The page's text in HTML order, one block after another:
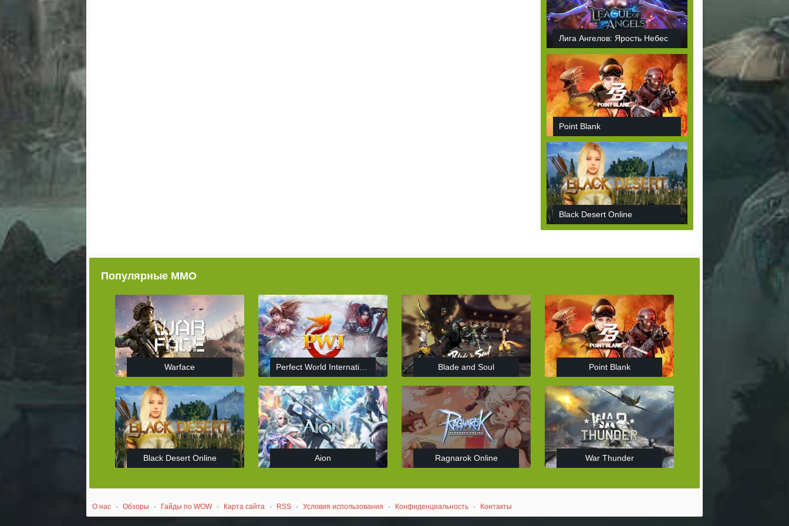
Лига Ангелов: Ярость Небес
Point Blank
Black Desert Online
Популярные ММО
Warface Blade and Soul Point Blank
Black Desert Online Aion Ragnarok Online War Thunder
О нас · Обзоры · Гайды по WOW · Карта сайта · RSS · Условия использования · Конфиденциальность · Контакты